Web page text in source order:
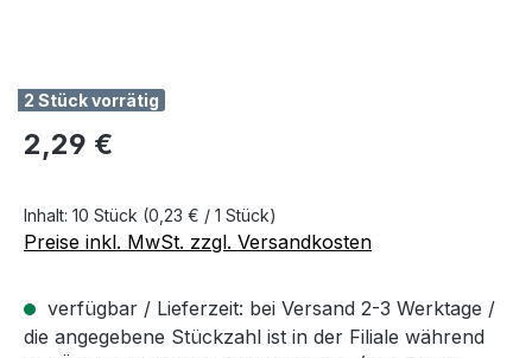
2 Stück vorrätig
Regulärer Preis:
2,29 €
Inhalt: 10 Stück (0,23 € / 1 Stück)
Preise inkl. MwSt. zzgl. Versandkosten
verfügbar / Lieferzeit: bei Versand 2-3 Werktage /
die angegebene Stückzahl ist in der Filiale während